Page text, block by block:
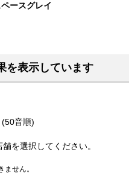
ースグレイ
を表示しています
音順)
を選択してください。
せん。